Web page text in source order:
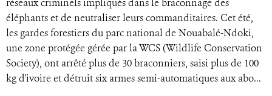
réseaux criminels impliqués dans le braconnage des
éléphants et de neutraliser leurs commanditaires. Cet été,
les gardes forestiers du parc national de Nouabalé-Ndoki,
une zone protégée gérée par la WCS (Wildlife Conservation
Society), ont arrêté plus de 30 braconniers, saisi plus de 100
kg d'ivoire et détruit six armes semi-automatiques aux abo...